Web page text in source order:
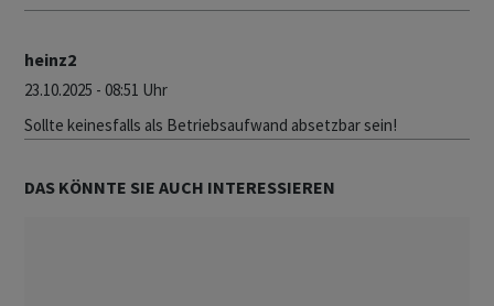
heinz2
23.10.2025 - 08:51 Uhr
Sollte keinesfalls als Betriebsaufwand absetzbar sein!
DAS KÖNNTE SIE AUCH INTERESSIEREN